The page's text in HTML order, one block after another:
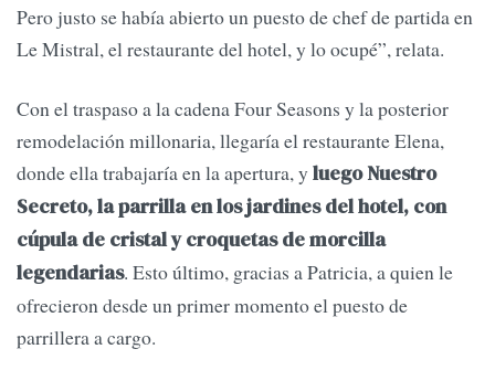
Pero justo se había abierto un puesto de chef de partida en
Le Mistral, el restaurante del hotel, y lo ocupé”, relata.
Con el traspaso a la cadena Four Seasons y la posterior
remodelación millonaria, llegaría el restaurante Elena,
donde ella trabajaría en la apertura, y luego Nuestro
Secreto, la parrilla en los jardines del hotel, con
cúpula de cristal y croquetas de morcilla
legendarias. Esto último, gracias a Patricia, a quien le
ofrecieron desde un primer momento el puesto de
parrillera a cargo.